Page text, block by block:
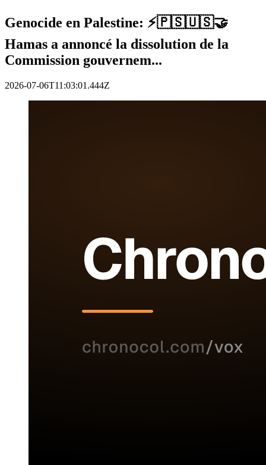
Genocide en Palestine: ⚡️🇵🇸🇺🇸🤝
Hamas a annoncé la dissolution de la
Commission gouvernem...
2026-07-06T11:03:01.444Z